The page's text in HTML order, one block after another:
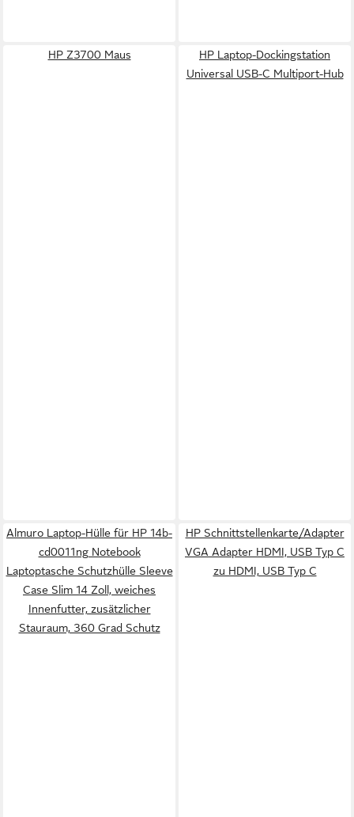
HP Z3700 Maus
HP Laptop-Dockingstation
Universal USB-C Multiport-Hub
Almuro Laptop-Hülle für HP 14b-
cd0011ng Notebook
Laptoptasche Schutzhülle Sleeve
Case Slim 14 Zoll, weiches
Innenfutter, zusätzlicher
Stauraum, 360 Grad Schutz
HP Schnittstellenkarte/Adapter
VGA Adapter HDMI, USB Typ C
zu HDMI, USB Typ C